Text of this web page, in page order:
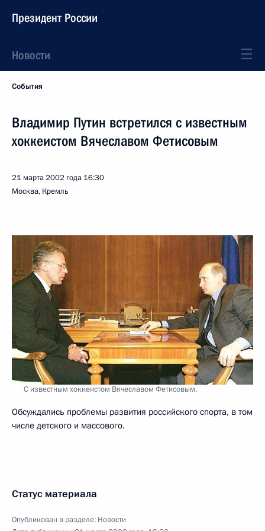
Президент России
Новости
События
Владимир Путин встретился с известным
хоккеистом Вячеславом Фетисовым
21 марта 2002 года 16:30
Москва, Кремль
С известным хоккеистом Вячеславом Фетисовым.
Обсуждались проблемы развития российского спорта, в том
числе детского и массового.
Статус материала
Опубликован в разделе: Новости